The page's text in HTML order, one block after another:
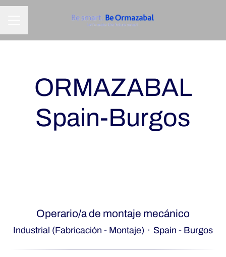
ORMAZABAL
Spain-Burgos
Operario/a de montaje mecánico
Industrial (Fabricación - Montaje) · Spain - Burgos